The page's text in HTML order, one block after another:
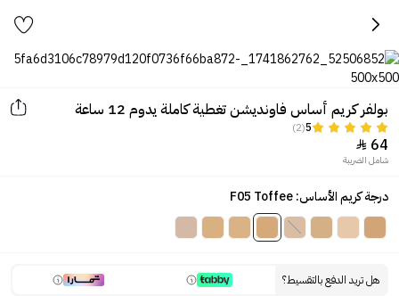
بولفر كريم أساس فاونديشن تغطية كاملة يدوم 12 ساعة
5
(2)
64

شامل الضريبة
درجة كريم الأساس: F05 Toffee
هل تريد الدفع بالتقسيط؟